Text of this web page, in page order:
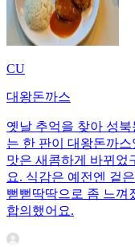
CU
대왕돈까스
옛날 추억을 찾아 성
는 한 판이 대왕돈까
맛은 새콤하게 바뀌었
요. 식감은 예전엔 겉
뻗뻗딱딱으로 좀 느껴
합의했어요.